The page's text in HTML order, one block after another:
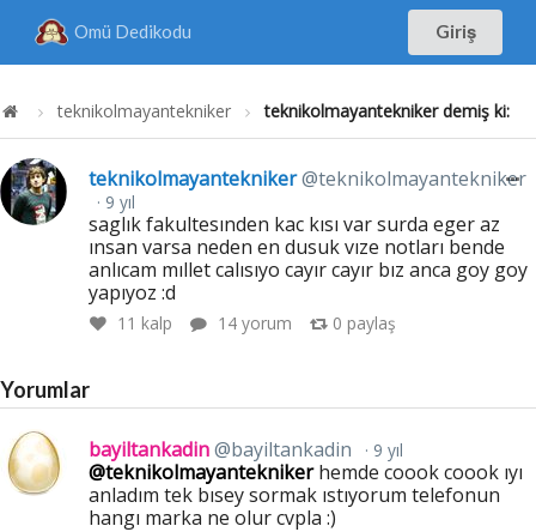
Omü Dedikodu Giriş
teknikolmayantekniker teknikolmayantekniker demiş ki:
teknikolmayantekniker@teknikolmayantekniker
9 yıl
saglık fakultesınden kac kısı var surda eger az
ınsan varsa neden en dusuk vıze notları bende
anlıcam mıllet calısıyo cayır cayır bız anca goy goy
yapıyoz :d
11 kalp 14 yorum 0 paylaş
Yorumlar
bayiltankadin@bayiltankadin 9 yıl
@teknikolmayanteknikerhemde coook coook ıyı
anladım tek bısey sormak ıstıyorum telefonun
hangı marka ne olur cvpla :)